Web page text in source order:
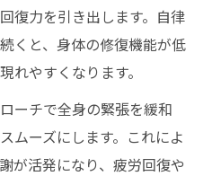
復力を引き出します。自律
くと、身体の修復機能が低
れやすくなります。
ーチで全身の緊張を緩和
ムーズにします。これによ
が活発になり、疲労回復や